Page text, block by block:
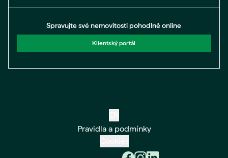
Spravujte své nemovitosti pohodlně online
Klientský portál
Pravidla a podmínky